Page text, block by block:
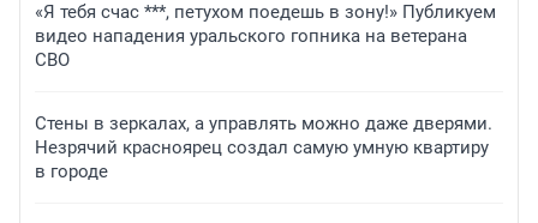
«Я тебя счас ***, петухом поедешь в зону!» Публикуем
видео нападения уральского гопника на ветерана
СВО
Стены в зеркалах, а управлять можно даже дверями.
Незрячий красноярец создал самую умную квартиру
в городе